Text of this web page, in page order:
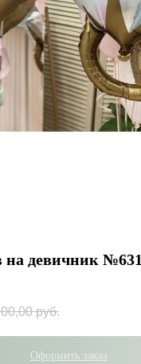
девичник №631
руб.
Оформить заказ